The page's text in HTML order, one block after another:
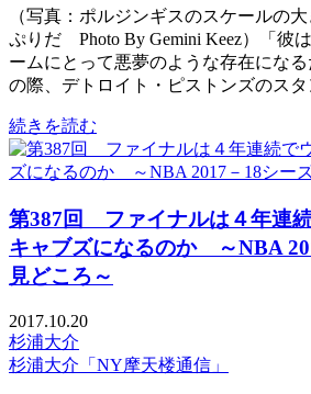
（写真：ポルジンギスのスケールの
ぷりだ Photo By Gemini Keez）「彼
ームにとって悪夢のような存在にな
の際、デトロイト・ピストンズのス
続きを読む
第387回 ファイナルは４年連
キャブズになるのか ～NBA
見どころ～
2017.10.20
杉浦大介
杉浦大介「NY摩天楼通信」